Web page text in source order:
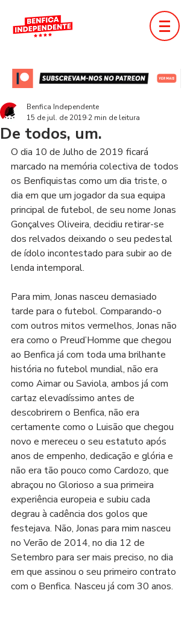
De todos, um.
Benfica Independente
15 de jul. de 2019 2 min de leitura
O dia 10 de Julho de 2019 ficará
marcado na memória colectiva de todos
os Benfiquistas como um dia triste, o
dia em que um jogador da sua equipa
principal de futebol, de seu nome Jonas
Gonçalves Oliveira, decidiu retirar-se
dos relvados deixando o seu pedestal
de ídolo incontestado para subir ao de
lenda intemporal.
Para mim, Jonas nasceu demasiado
tarde para o futebol. Comparando-o
com outros mitos vermelhos, Jonas não
era como o Preud’Homme que chegou
ao Benfica já com toda uma brilhante
história no futebol mundial, não era
como Aimar ou Saviola, ambos já com
cartaz elevadíssimo antes de
descobrirem o Benfica, não era
certamente como o Luisão que chegou
novo e mereceu o seu estatuto após
anos de empenho, dedicação e glória e
não era tão pouco como Cardozo, que
abraçou no Glorioso a sua primeira
experiência europeia e subiu cada
degrau à cadência dos golos que
festejava. Não, Jonas para mim nasceu
no Verão de 2014, no dia 12 de
Setembro para ser mais preciso, no dia
em que assinou o seu primeiro contrato
com o Benfica. Nasceu já com 30 anos.